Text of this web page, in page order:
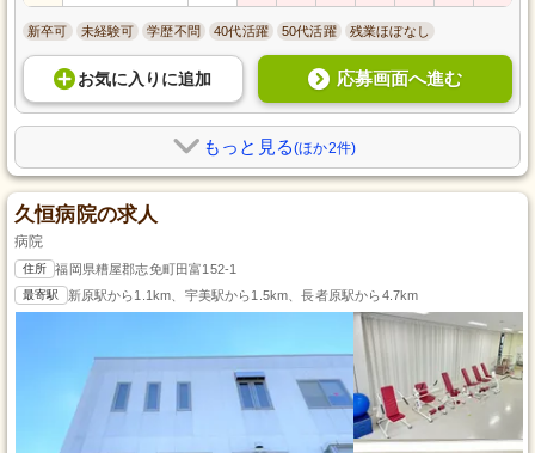
新卒可 未経験可 学歴不問 40代活躍 50代活躍 残業ほぼなし
お気に入り に追加 応募画面へ進む
もっと見る(ほか2件)
久恒病院の求人
病院
住所 福岡県糟屋郡志免町田富152-1
最寄駅 新原駅から1.1km、宇美駅から1.5km、長者原駅から4.7km